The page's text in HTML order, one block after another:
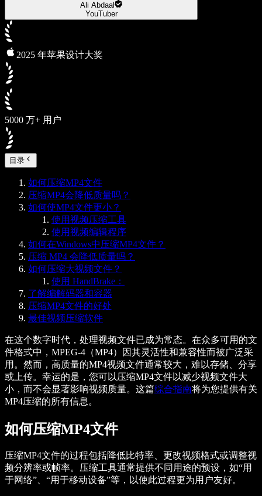
Ali Abdaal
YouTuber
2025 年苹果设计大奖
5000 万+ 用户
目录
如何压缩MP4文件
压缩MP4会降低质量吗？
如何使MP4文件更小？
使用视频压缩工具
使用视频编辑程序
如何在Windows中压缩MP4文件？
压缩 MP4 会降低质量吗？
如何压缩大视频文件？
使用 HandBrake：
了解编解码器和容器
压缩MP4文件的好处
最佳视频压缩软件
在这个数字时代，处理视频文件已成为常态。在众多可用的文
件格式中，MPEG-4（MP4）因其灵活性和兼容性而被广泛采
用。然而，高质量的MP4视频文件通常较大，难以存储、分享
或上传。幸运的是，您可以压缩MP4文件以减少视频文件大
小，而不会显著影响视频质量。这篇综合指南将为您提供有关
MP4压缩的所有信息。
如何压缩MP4文件
压缩MP4文件的过程包括降低比特率、更改视频格式或调整视
频分辨率或帧率。压缩工具通常提供不同用途的预设，如“用
于网络”、“用于移动设备”等，以使此过程更为用户友好。